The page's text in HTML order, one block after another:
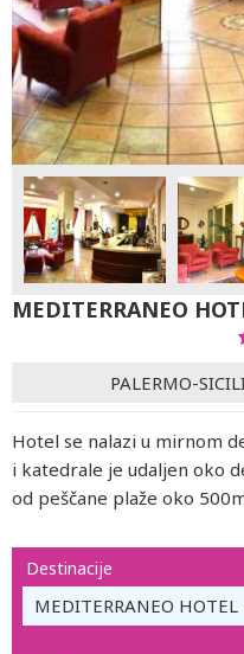
MEDITERRANEO
PALERMO-
Hotel se nalazi u mirnom
i katedrale je udaljen oko
od peščane plaže oko
Destinacije
MEDITERRANEO HOTEL